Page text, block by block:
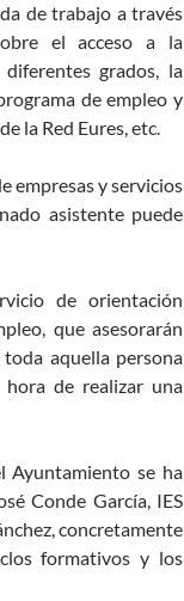
de trabajo a través
el acceso a la
grados, la
de empleo y
la Red Eures, etc.
empresas y servicios
asistente puede
de orientación
que asesorarán
aquella persona
de realizar una
Ayuntamiento se ha
Conde García, IES
concretamente
formativos y los